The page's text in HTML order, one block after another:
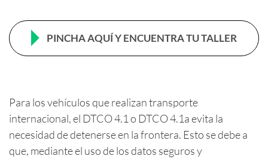
PINCHA AQUÍ Y ENCUENTRA TU TALLER
Para los vehículos que realizan transporte
internacional, el DTCO 4.1 o DTCO 4.1a evita la
necesidad de detenerse en la frontera. Esto se debe a
que, mediante el uso de los datos seguros y